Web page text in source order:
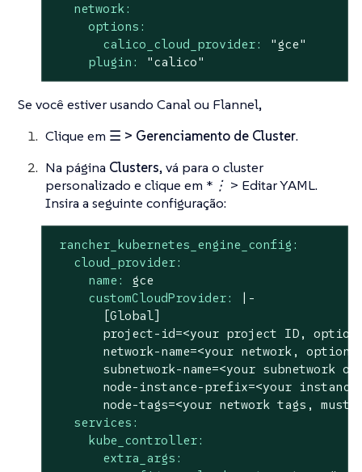
network:
options:
calico_cloud_provider:
"gce"
plugin:
"calico"
Se você estiver usando Canal ou Flannel,
Clique em ☰ > Gerenciamento de Cluster.
Na página Clusters, vá para o cluster
personalizado e clique em *⋮ > Editar YAML.
Insira a seguinte configuração:
rancher_kubernetes_engine_config:
cloud_provider:
name:
gce
customCloudProvider:
|-
       [Global]
project-id=<your project ID,
network-name=<your network,
subnetwork-name=<your subnetwork
node-instance-prefix=<your
services:
kube_controller:
extra_args: